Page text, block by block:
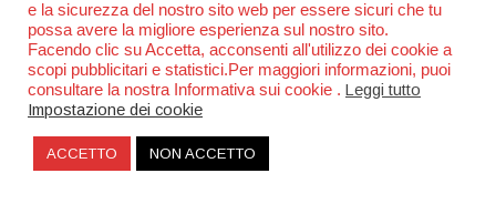
© POWER RADIO srl | C.F. e P.IVA 06157210631
e la sicurezza del nostro sito web per essere sicuri che tu
possa avere la migliore esperienza sul nostro sito.
Facendo clic su Accetta, acconsenti all'utilizzo dei cookie a
scopi pubblicitari e statistici.Per maggiori informazioni, puoi
consultare la nostra Informativa sui cookie . Leggi tutto
Impostazione dei cookie
ACCETTO NON ACCETTO